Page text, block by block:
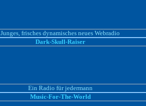
Junges, frisches dynamisches neues Webradio
Dark-Skull-Raiser
Ein Radio für jedermann
Music-For-The-World